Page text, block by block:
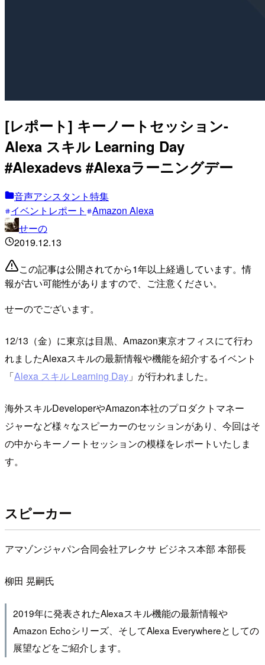
[レポート] キーノートセッション-
Alexa スキル Learning Day
#Alexadevs #Alexaラーニングデー
音声アシスタント特集
イベントレポート
Amazon Alexa
せーの
2019.12.13
この記事は公開されてから1年以上経過しています。情
報が古い可能性がありますので、ご注意ください。
せーのでございます。
12/13（金）に東京は目黒、Amazon東京オフィスにて行わ
れましたAlexaスキルの最新情報や機能を紹介するイベント
「Alexa スキル Learning Day 」が行われました。
海外スキルDeveloperやAmazon本社のプロダクトマネー
ジャーなど様々なスピーカーのセッションがあり、今回はそ
の中からキーノートセッションの模様をレポートいたしま
す。
スピーカー
アマゾンジャパン合同会社アレクサ ビジネス本部 本部長
柳田 晃嗣氏
2019年に発表されたAlexaスキル機能の最新情報や
Amazon Echoシリーズ、そしてAlexa Everywhereとしての
展望などをご紹介します。